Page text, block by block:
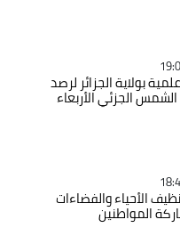
بولاية الجزائر لرصد
الجزئي الأربعاء
الأحياء والفضاءات
المواطنين